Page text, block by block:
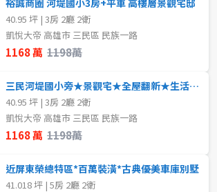
40.95 坪 | 3房 2廳 2衛
凱悅大帝 高雄市 三民區 民族一路
1168 萬 1198萬
三民河堤國小旁★景觀宅★全屋翻新★生活機能完善
40.95 坪 | 3房 2廳 2衛
凱悅大帝 高雄市 三民區 民族一路
1168 萬 1198萬
近屏東榮總特區*百萬裝潢*古典優美車庫別墅
41.018 坪 | 5房 2廳 2衛